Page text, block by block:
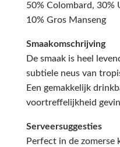
50% Colombard, 30%
10% Gros Manseng
Smaakomschrijving
De smaak is heel
subtiele neus van
Een gemakkelijk
voortreffelijkheid
Serveersuggesties
Perfect in de zomerse